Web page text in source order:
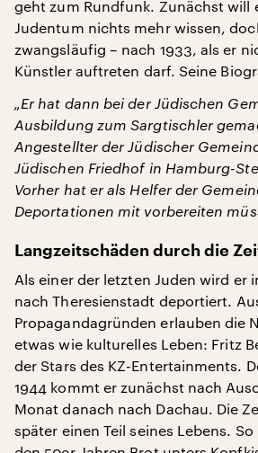
geht zum Rundfunk. Zunächst will
Judentum nichts mehr wissen,
zwangsläufig – nach 1933, als er
Künstler auftreten darf. Seine
„Er hat dann bei der Jüdischen
Ausbildung zum Sargtischler
Angestellter der Jüdischer
Jüdischen Friedhof in Hamburg-
Vorher hat er als Helfer der
Deportationen mit vorbereiten
Langzeitschäden durch die
Als einer der letzten Juden wird er
nach Theresienstadt deportiert.
Propagandagründen erlauben die
etwas wie kulturelles Leben: Fritz
der Stars des KZ-Entertainments.
1944 kommt er zunächst nach
Monat danach nach Dachau. Die
später einen Teil seines Lebens.